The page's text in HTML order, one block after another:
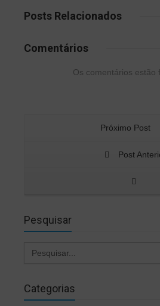
Posts Relacionados
Comentários
Os comentários estão
Próximo Post
Post
Pesquisar
for:
Categorias